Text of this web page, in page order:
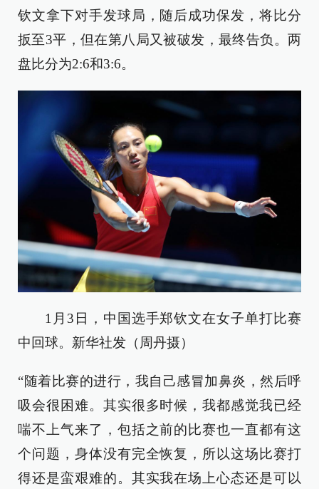
钦文拿下对手发球局，随后成功保发，将比分
扳至3平，但在第八局又被破发，最终告负。两
盘比分为2:6和3:6。
1月3日，中国选手郑钦文在女子单打比赛
中回球。新华社发（周丹摄）
“随着比赛的进行，我自己感冒加鼻炎，然后呼
吸会很困难。其实很多时候，我都感觉我已经
喘不上气来了，包括之前的比赛也一直都有这
个问题，身体没有完全恢复，所以这场比赛打
得还是蛮艰难的。其实我在场上心态还是可以